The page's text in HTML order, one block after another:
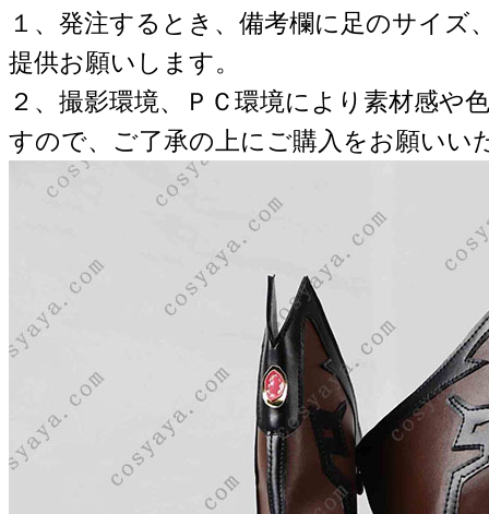
１、発注するとき、備考欄に足のサイズ
提供お願いします。
２、撮影環境、ＰＣ環境により素材感や
すので、ご了承の上にご購入をお願いい